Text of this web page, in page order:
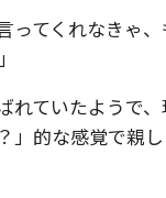
ってくれなきゃ
れていたようで
」的な感覚で親